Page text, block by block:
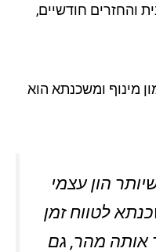
והחזרים חודשיים,
מינוף ומשכנתא הוא
הון עצמי
לטווח זמן
אותה מהר, גם